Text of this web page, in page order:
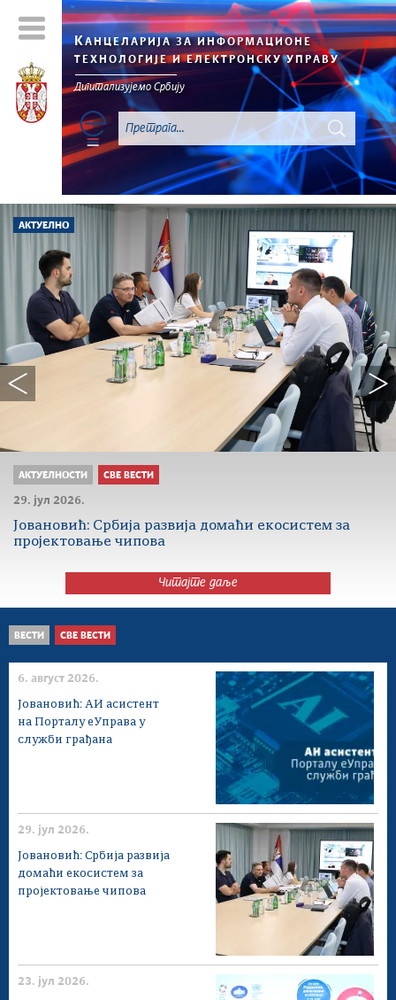
КАНЦЕЛАРИЈА ЗА ИНФОРМАЦИОНЕ
ТЕХНОЛОГИЈЕ И ЕЛЕКТРОНСКУ УПРАВУ
Дигитализујемо Србију
АКТУЕЛНО
АКТУЕЛНОСТИ СВЕ ВЕСТИ
29. јул 2026.
Јовановић: Србија развија домаћи екосистем за
пројектовање чипова
Читајте даље
ВЕСТИ СВЕ ВЕСТИ
6. август 2026.
Јовановић: АИ асистент
на Порталу еУправа у
служби грађана
29. јул 2026.
Јовановић: Србија развија
домаћи екосистем за
пројектовање чипова
23. јул 2026.